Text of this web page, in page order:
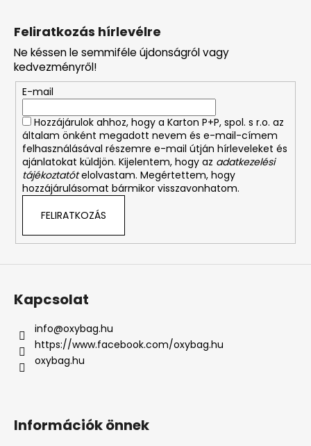
Feliratkozás hírlevélre
Ne késsen le semmiféle újdonságról vagy
kedvezményről!
E-mail
Hozzájárulok ahhoz, hogy a Karton P+P, spol. s r.o. az
általam önként megadott nevem és e-mail-címem
felhasználásával részemre e-mail útján hírleveleket és
ajánlatokat küldjön. Kijelentem, hogy az adatkezelési
tájékoztatótelolvastam. Megértettem, hogy
hozzájárulásomat bármikor visszavonhatom.
FELIRATKOZÁS
Kapcsolat
info@oxybag.hu
https://www.facebook.com/oxybag.hu
oxybag.hu
Információk önnek